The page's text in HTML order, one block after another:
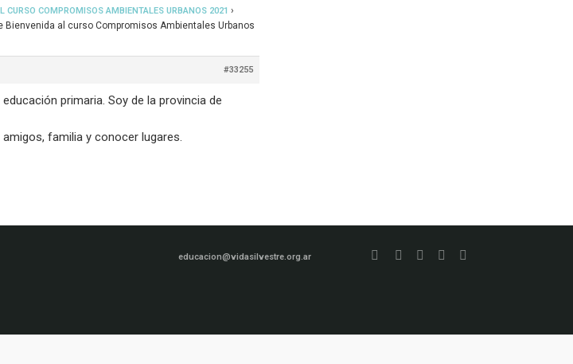
CURSO COMPROMISOS AMBIENTALES URBANOS 2021 ›
Bienvenida al curso Compromisos Ambientales Urbanos
#33255
primaria. Soy de la provincia de
familia y conocer lugares.
educacion@vidasilvestre.org.ar